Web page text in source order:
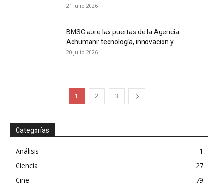
21 julio 2026
BMSC abre las puertas de la Agencia
Achumani: tecnología, innovación y...
20 julio 2026
1 2 3
Categorías
Análisis
1
Ciencia
27
Cine
79